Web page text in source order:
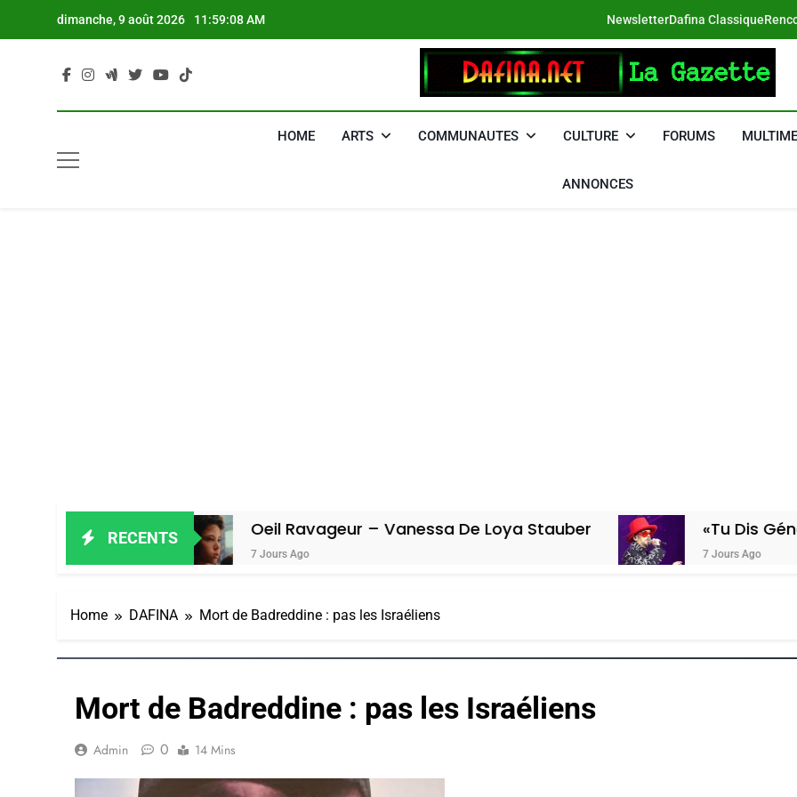
dimanche, 9 août 2026 11:59:09 AM NewsletterDafina Classique
DAFINA
HOME ARTS COMMUNAUTES CULTURE FORUMS
ANNONCES
RECENTSOeil Ravageur – Vanessa De Loya Stauber
7 Jours Ago
«Tu Dis Génocide, Je
7 Jours Ago
Home DAFINA Mort de Badreddine : pas les Israéliens
Mort de Badreddine : pas les Israéliens
Admin 0 14 Mins